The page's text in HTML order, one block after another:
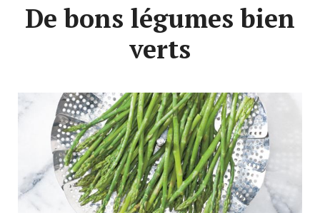
De bons légumes bien
verts